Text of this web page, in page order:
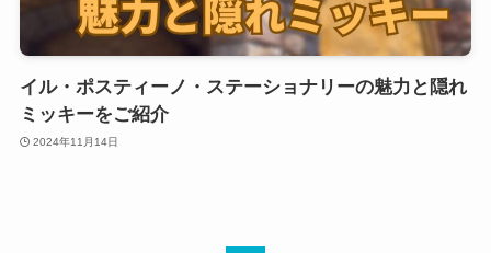
イル・ポスティーノ・ステーショナリーの魅力と隠れ
ミッキーをご紹介
2024年11月14日